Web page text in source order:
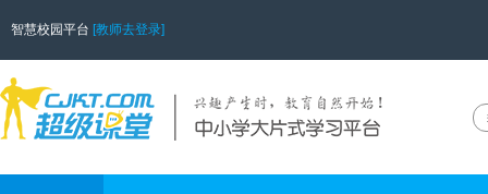
智慧校园平台 [教师去登录]